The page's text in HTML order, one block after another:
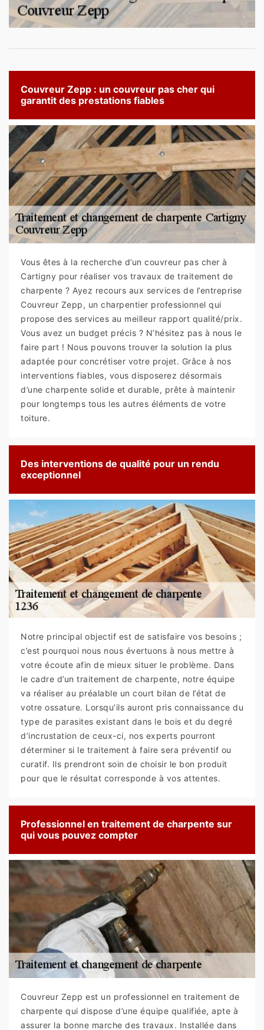
Couvreur Zepp : un couvreur pas cher qui
garantit des prestations fiables
Vous êtes à la recherche d’un couvreur pas cher à
Cartigny pour réaliser vos travaux de traitement de
charpente ? Ayez recours aux services de l’entreprise
Couvreur Zepp, un charpentier professionnel qui
propose des services au meilleur rapport qualité/prix.
Vous avez un budget précis ? N’hésitez pas à nous le
faire part ! Nous pouvons trouver la solution la plus
adaptée pour concrétiser votre projet. Grâce à nos
interventions fiables, vous disposerez désormais
d’une charpente solide et durable, prête à maintenir
pour longtemps tous les autres éléments de votre
toiture.
Des interventions de qualité pour un rendu
exceptionnel
Notre principal objectif est de satisfaire vos besoins ;
c’est pourquoi nous nous évertuons à nous mettre à
votre écoute afin de mieux situer le problème. Dans
le cadre d’un traitement de charpente, notre équipe
va réaliser au préalable un court bilan de l’état de
votre ossature. Lorsqu’ils auront pris connaissance du
type de parasites existant dans le bois et du degré
d’incrustation de ceux-ci, nos experts pourront
déterminer si le traitement à faire sera préventif ou
curatif. Ils prendront soin de choisir le bon produit
pour que le résultat corresponde à vos attentes.
Professionnel en traitement de charpente sur
qui vous pouvez compter
Couvreur Zepp est un professionnel en traitement de
charpente qui dispose d’une équipe qualifiée, apte à
assurer la bonne marche des travaux. Installée dans